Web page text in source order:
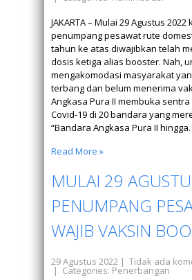
JAKARTA – Mulai 29 Agustus 2022
penumpang pesawat rute
tahun ke atas diwajibkan telah
dosis ketiga alias booster. Nah,
mengakomodasi masyarakat
terbang dan belum menerima
Angkasa Pura II membuka
Covid-19 di 20 bandara yang
“Bandara Angkasa Pura II
Read More »
MULAI 29
PENUMPANG
WAJIB VAKSIN
29 Agustus 2022 | Tidak ada
| Categories: Penerbangan